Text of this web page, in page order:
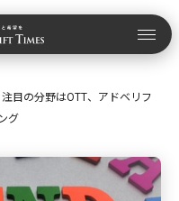
目の分野はOTT、アドベリフ
グ